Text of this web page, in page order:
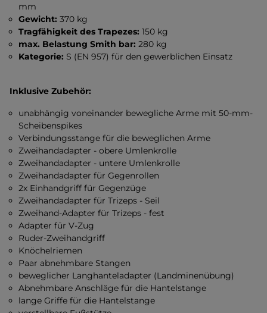
mm
Gewicht: 370 kg
Tragfähigkeit des Trapezes: 150 kg
max. Belastung Smith bar: 280 kg
Kategorie: S (EN 957) für den gewerblichen Einsatz
Inklusive Zubehör:
unabhängig voneinander bewegliche Arme mit 50-mm-
Scheibenspikes
Verbindungsstange für die beweglichen Arme
Zweihandadapter - obere Umlenkrolle
Zweihandadapter - untere Umlenkrolle
Zweihandadapter für Gegenrollen
2x Einhandgriff für Gegenzüge
Zweihandadapter für Trizeps - Seil
Zweihand-Adapter für Trizeps - fest
Adapter für V-Zug
Ruder-Zweihandgriff
Knöchelriemen
Paar abnehmbare Stangen
beweglicher Langhanteladapter (Landminenübung)
Abnehmbare Anschläge für die Hantelstange
lange Griffe für die Hantelstange